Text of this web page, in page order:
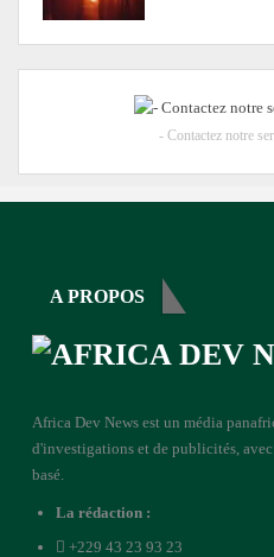
- Contactez notre
A PROPOS
Africa Dev News est un média
d'investigations et de publicités,
basé.
La rédaction :
+229 43 23 93 23